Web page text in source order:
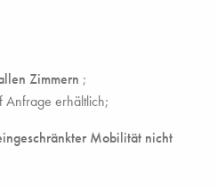
Zimmern ;
Anfrage erhältlich;
Mobilität nicht